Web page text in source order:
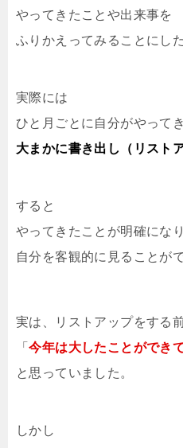
やってきたことや出来事を
ふりかえってみることにし
実際には
ひと月ごとに自分がやって
大まかに書き出し（リスト
すると
やってきたことが明確になり
自分を客観的に見ることが
実は、リストアップをする
「今年は大したことができ
と思っていました。
しかし